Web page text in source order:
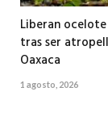
Liberan
tras ser
Oaxaca
1 agosto, 2026